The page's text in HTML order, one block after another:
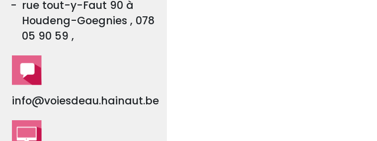
rue tout-y-Faut 90 à
Houdeng-Goegnies , 078
05 90 59 ,
info@voiesdeau.hainaut.be